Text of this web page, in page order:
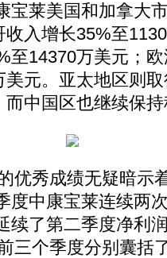
莱美国和加拿大
入增长35%至
至14370万美元；
元。亚太地区则
中国区也继续保
秀成绩无疑暗示
度中康宝莱连续两
续了第二季度净利
三个季度分别囊括